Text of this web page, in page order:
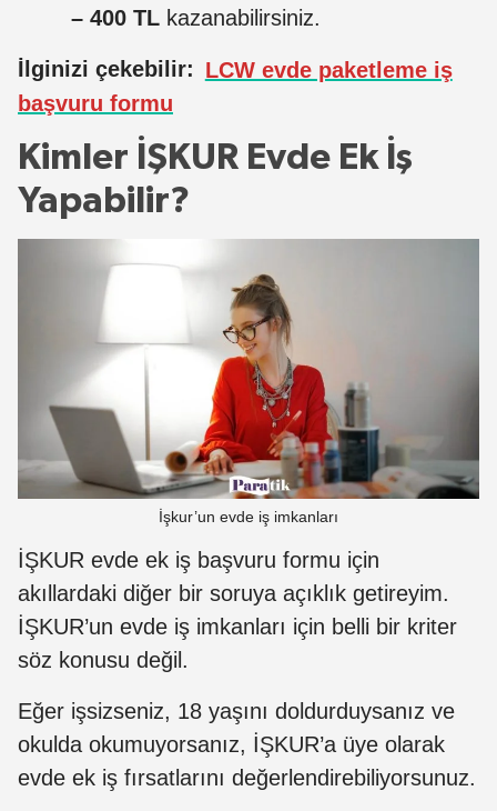
– 400 TL kazanabilirsiniz.
İlginizi çekebilir: LCW evde paketleme iş
başvuru formu
Kimler İŞKUR Evde Ek İş
Yapabilir?
İşkur’un evde iş imkanları
İŞKUR evde ek iş başvuru formu için
akıllardaki diğer bir soruya açıklık getireyim.
İŞKUR’un evde iş imkanları için belli bir kriter
söz konusu değil.
Eğer işsizseniz, 18 yaşını doldurduysanız ve
okulda okumuyorsanız, İŞKUR’a üye olarak
evde ek iş fırsatlarını değerlendirebiliyorsunuz.